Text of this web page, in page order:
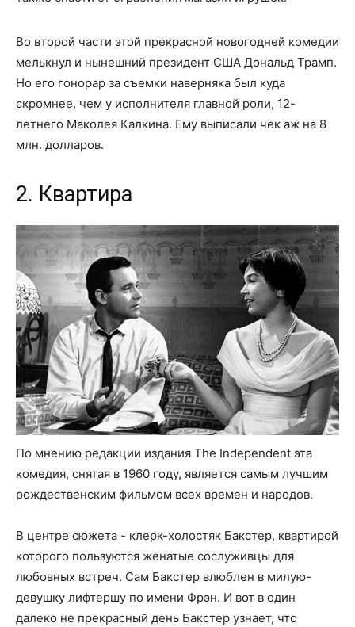
Во второй части этой прекрасной новогодней комедии
мелькнул и нынешний президент США Дональд Трамп.
Но его гонорар за съемки наверняка был куда
скромнее, чем у исполнителя главной роли, 12-
летнего Маколея Калкина. Ему выписали чек аж на 8
млн. долларов.
2. Квартира
По мнению редакции издания The Independent эта
комедия, снятая в 1960 году, является самым лучшим
рождественским фильмом всех времен и народов.
В центре сюжета - клерк-холостяк Бакстер, квартирой
которого пользуются женатые сослуживцы для
любовных встреч. Сам Бакстер влюблен в милую-
девушку лифтершу по имени Фрэн. И вот в один
далеко не прекрасный день Бакстер узнает, что